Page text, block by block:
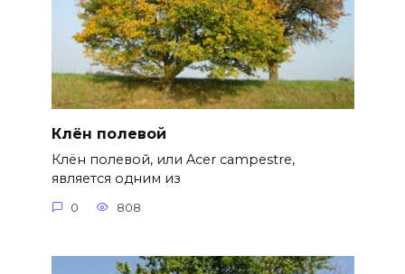
Клён полевой
Клён полевой, или Acer campestre,
является одним из
0 808